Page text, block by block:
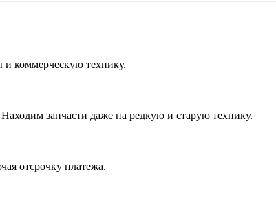
коммерческую технику.
запчасти даже на редкую и старую технику.
отсрочку платежа.